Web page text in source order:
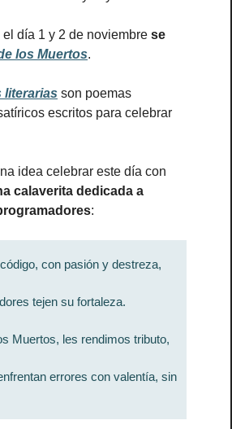
día 1 y 2 de noviembre se
los Muertos.
literarias son poemas
escritos para celebrar
idea celebrar este día con
calaverita dedicada a
:
con pasión y destreza,
tejen su fortaleza.
Muertos, les rendimos tributo,
errores con valentía, sin